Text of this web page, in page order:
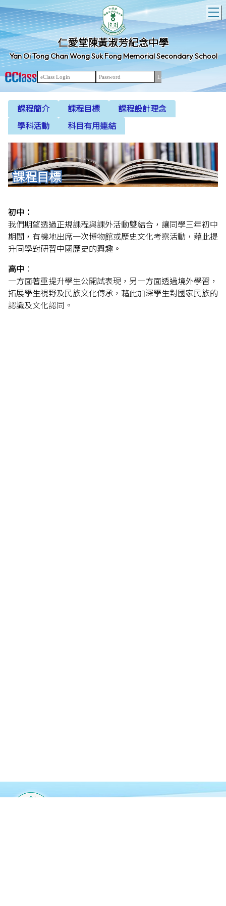
仁愛堂陳黃淑芳紀念中學
Yan Oi Tong Chan Wong Suk Fong Memorial Secondary School
課程簡介 課程目標
課程設計理念
學科活動
科目有用連結
課程目標
初中：
我們期望透過正規課程與課外活動雙結合，讓同學三年初中
期間，有機地出席一次博物館或歷史文化考察活動，藉此提
升同學對研習中國歷史的興趣。
高中 ：
一方面著重提升學生公開試表現，另一方面透過境外學習，
拓展學生視野及民族文化傳承，藉此加深學生對國家民族的
認識及文化認同。